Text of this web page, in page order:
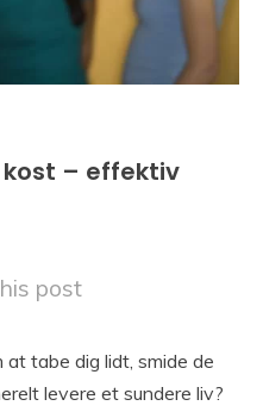
– effektiv
post
at tabe dig lidt, smide de
levere et sundere liv?